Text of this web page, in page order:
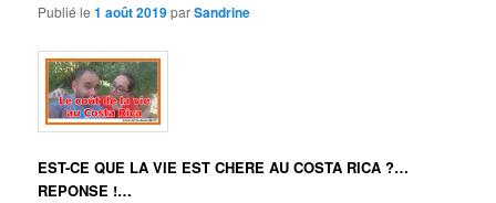
Publié le1 août 2019parSandrine
EST-CE QUE LA VIE EST CHERE AU COSTA RICA ?…
REPONSE !…